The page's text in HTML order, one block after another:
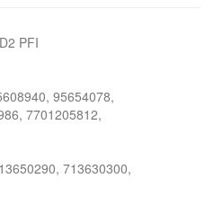
PFI
95654078,
7701205812,
713630300,